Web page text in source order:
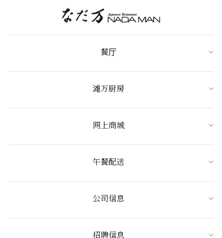
餐厅
滩万厨房
网上商城
午餐配送
公司信息
招聘信息